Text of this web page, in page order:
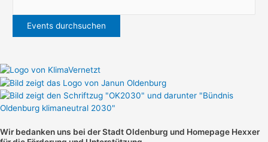
Wir bedanken uns bei der Stadt Oldenburg und Homepage Hexxer